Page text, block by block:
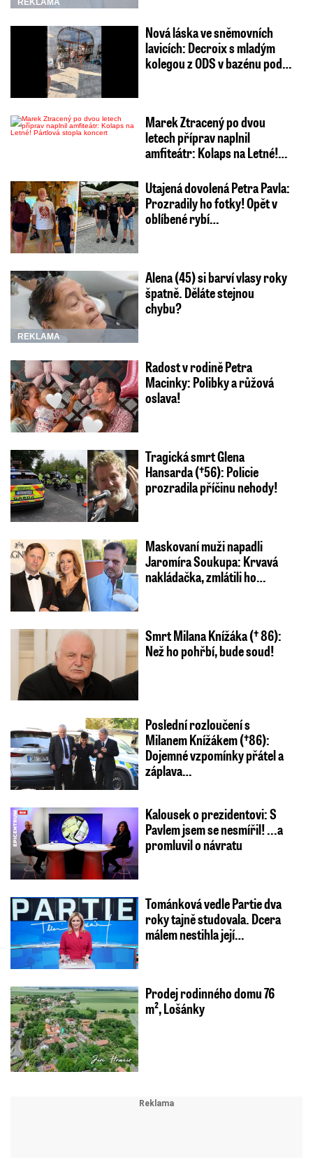
REKLAMA
Nová láska ve sněmovních
lavicích: Decroix s mladým
kolegou z ODS v bazénu pod…
Marek Ztracený po dvou
letech příprav naplnil
amfiteátr: Kolaps na Letné!…
Utajená dovolená Petra Pavla:
Prozradily ho fotky! Opět v
oblíbené rybí…
REKLAMA
Alena (45) si barví vlasy roky
špatně. Děláte stejnou
chybu?
Radost v rodině Petra
Macinky: Polibky a růžová
oslava!
Tragická smrt Glena
Hansarda (†56): Policie
prozradila příčinu nehody!
Maskovaní muži napadli
Jaromíra Soukupa: Krvavá
nakládačka, zmlátili ho…
Smrt Milana Knížáka († 86):
Než ho pohřbí, bude soud!
Poslední rozloučení s
Milanem Knížákem (†86):
Dojemné vzpomínky přátel a
záplava…
Kalousek o prezidentovi: S
Pavlem jsem se nesmířil! ...a
promluvil o návratu
Tománková vedle Partie dva
roky tajně studovala. Dcera
málem nestihla její…
Prodej rodinného domu 76
m², Lošánky